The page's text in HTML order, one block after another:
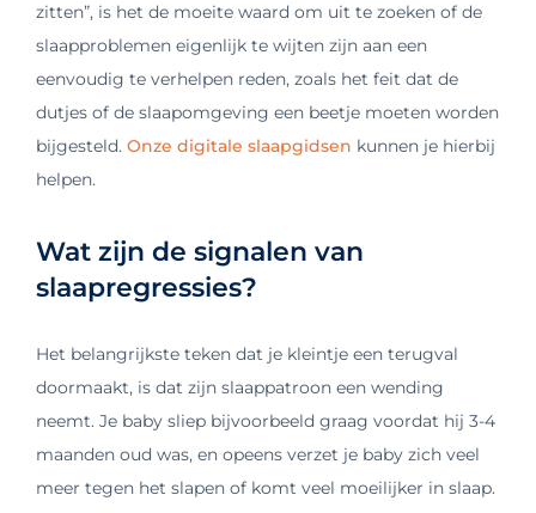
zitten”, is het de moeite waard om uit te zoeken of de
slaapproblemen eigenlijk te wijten zijn aan een
eenvoudig te verhelpen reden, zoals het feit dat de
dutjes of de slaapomgeving een beetje moeten worden
bijgesteld. Onze digitale slaapgidsen kunnen je hierbij
helpen.
Wat zijn de signalen van
slaapregressies?
Het belangrijkste teken dat je kleintje een terugval
doormaakt, is dat zijn slaappatroon een wending
neemt. Je baby sliep bijvoorbeeld graag voordat hij 3-4
maanden oud was, en opeens verzet je baby zich veel
meer tegen het slapen of komt veel moeilijker in slaap.